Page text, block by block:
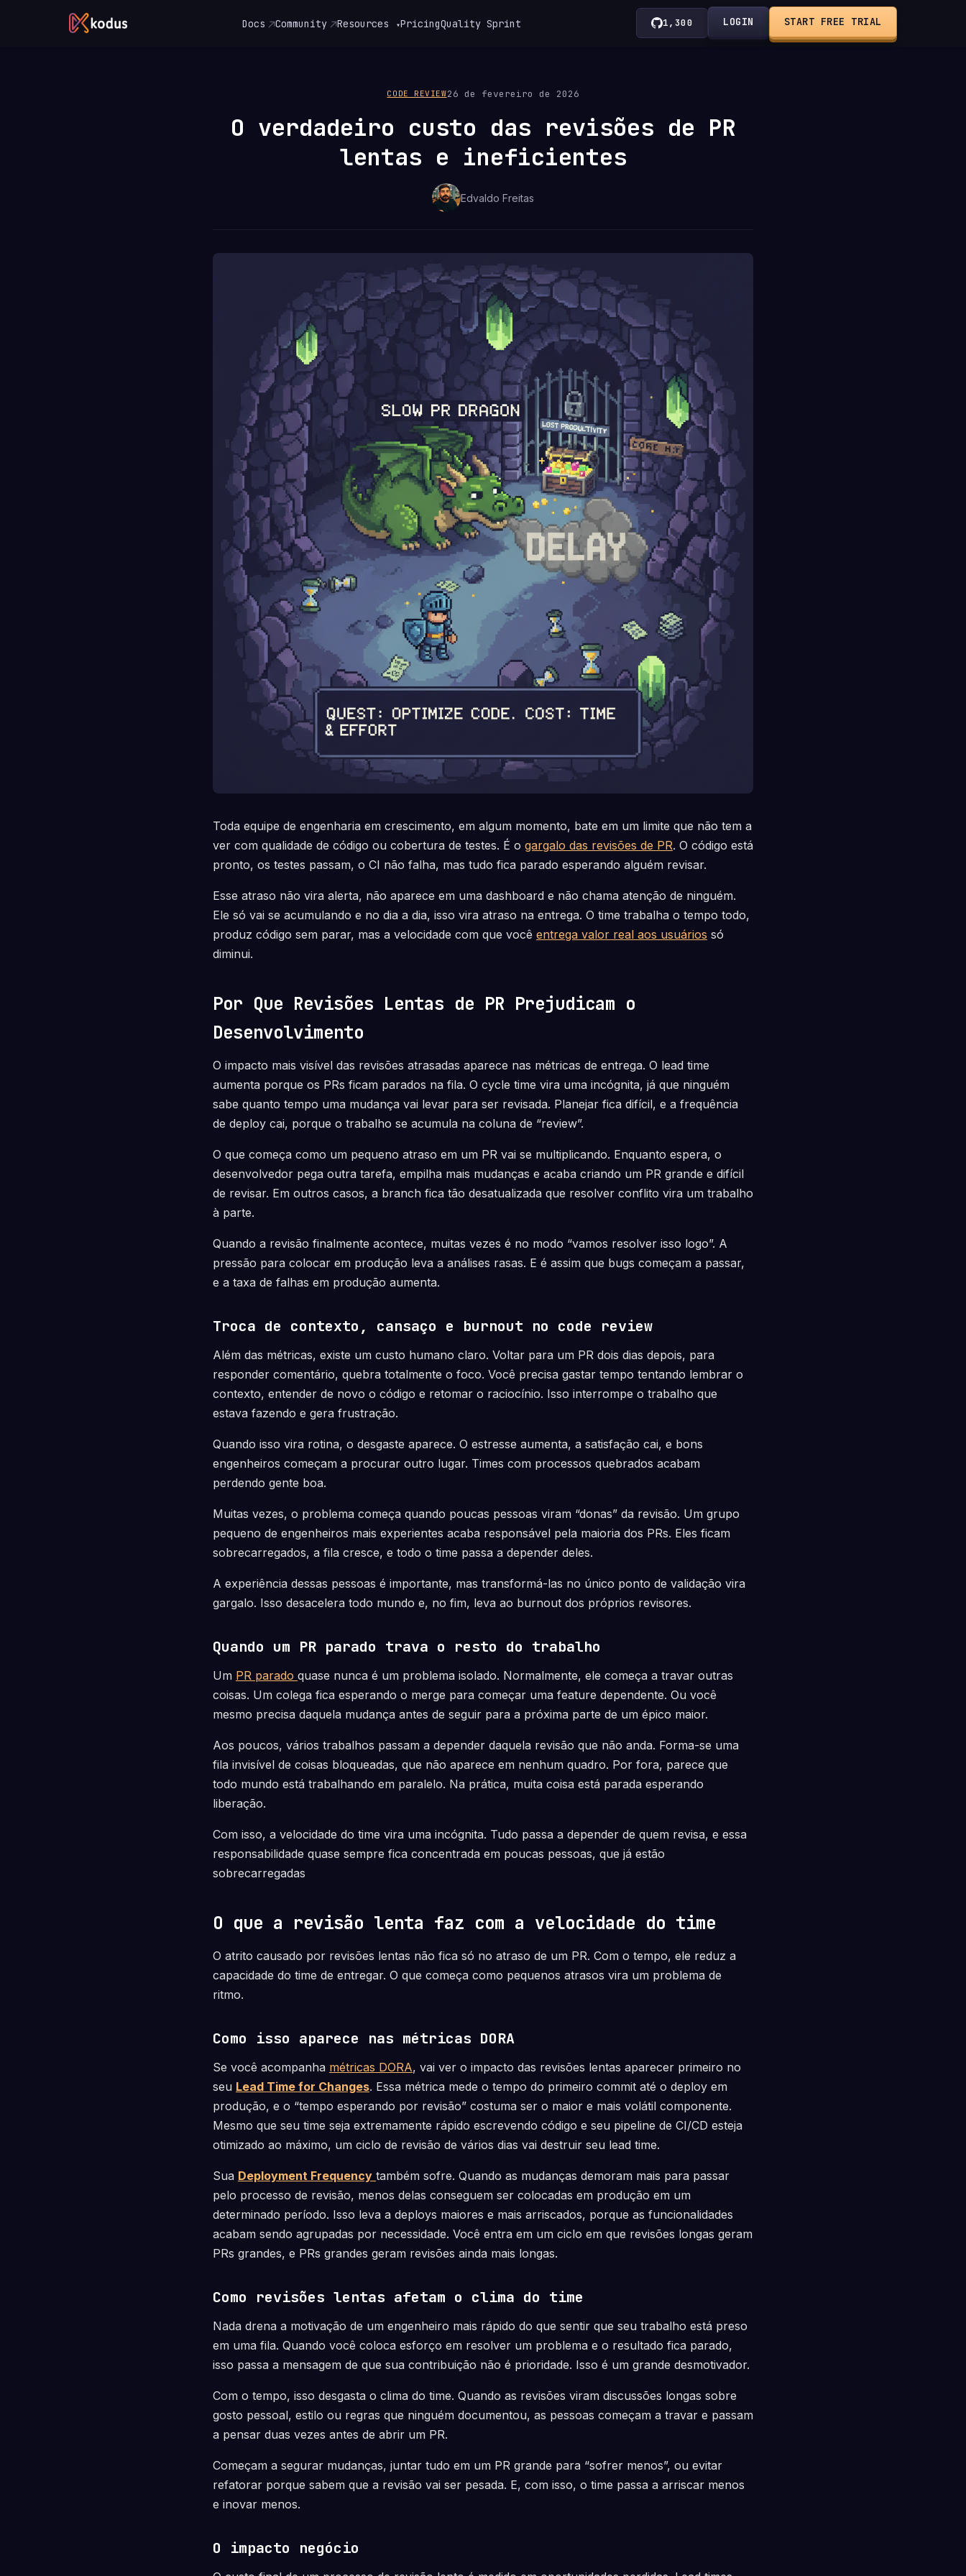
Docs Community Resources ▾PricingQuality Sprint 1,300 LOGIN START FREE TRIAL
CODE REVIEW26 de fevereiro de 2026
O verdadeiro custo das revisões de PR
lentas e ineficientes
Edvaldo Freitas
Toda equipe de engenharia em crescimento, em algum momento, bate em um limite que não tem a
ver com qualidade de código ou cobertura de testes. É o gargalo das revisões de PR. O código está
pronto, os testes passam, o CI não falha, mas tudo fica parado esperando alguém revisar.
Esse atraso não vira alerta, não aparece em uma dashboard e não chama atenção de ninguém.
Ele só vai se acumulando e no dia a dia, isso vira atraso na entrega. O time trabalha o tempo todo,
produz código sem parar, mas a velocidade com que você entrega valor real aos usuários só
diminui.
Por Que Revisões Lentas de PR Prejudicam o
Desenvolvimento
O impacto mais visível das revisões atrasadas aparece nas métricas de entrega. O lead time
aumenta porque os PRs ficam parados na fila. O cycle time vira uma incógnita, já que ninguém
sabe quanto tempo uma mudança vai levar para ser revisada. Planejar fica difícil, e a frequência
de deploy cai, porque o trabalho se acumula na coluna de “review”.
O que começa como um pequeno atraso em um PR vai se multiplicando. Enquanto espera, o
desenvolvedor pega outra tarefa, empilha mais mudanças e acaba criando um PR grande e difícil
de revisar. Em outros casos, a branch fica tão desatualizada que resolver conflito vira um trabalho
à parte.
Quando a revisão finalmente acontece, muitas vezes é no modo “vamos resolver isso logo”. A
pressão para colocar em produção leva a análises rasas. E é assim que bugs começam a passar,
e a taxa de falhas em produção aumenta.
Troca de contexto, cansaço e burnout no code review
Além das métricas, existe um custo humano claro. Voltar para um PR dois dias depois, para
responder comentário, quebra totalmente o foco. Você precisa gastar tempo tentando lembrar o
contexto, entender de novo o código e retomar o raciocínio. Isso interrompe o trabalho que
estava fazendo e gera frustração.
Quando isso vira rotina, o desgaste aparece. O estresse aumenta, a satisfação cai, e bons
engenheiros começam a procurar outro lugar. Times com processos quebrados acabam
perdendo gente boa.
Muitas vezes, o problema começa quando poucas pessoas viram “donas” da revisão. Um grupo
pequeno de engenheiros mais experientes acaba responsável pela maioria dos PRs. Eles ficam
sobrecarregados, a fila cresce, e todo o time passa a depender deles.
A experiência dessas pessoas é importante, mas transformá-las no único ponto de validação vira
gargalo. Isso desacelera todo mundo e, no fim, leva ao burnout dos próprios revisores.
Quando um PR parado trava o resto do trabalho
Um PR parado quase nunca é um problema isolado. Normalmente, ele começa a travar outras
coisas. Um colega fica esperando o merge para começar uma feature dependente. Ou você
mesmo precisa daquela mudança antes de seguir para a próxima parte de um épico maior.
Aos poucos, vários trabalhos passam a depender daquela revisão que não anda. Forma-se uma
fila invisível de coisas bloqueadas, que não aparece em nenhum quadro. Por fora, parece que
todo mundo está trabalhando em paralelo. Na prática, muita coisa está parada esperando
liberação.
Com isso, a velocidade do time vira uma incógnita. Tudo passa a depender de quem revisa, e essa
responsabilidade quase sempre fica concentrada em poucas pessoas, que já estão
sobrecarregadas
O que a revisão lenta faz com a velocidade do time
O atrito causado por revisões lentas não fica só no atraso de um PR. Com o tempo, ele reduz a
capacidade do time de entregar. O que começa como pequenos atrasos vira um problema de
ritmo.
Como isso aparece nas métricas DORA
Se você acompanha métricas DORA, vai ver o impacto das revisões lentas aparecer primeiro no
seu Lead Time for Changes. Essa métrica mede o tempo do primeiro commit até o deploy em
produção, e o “tempo esperando por revisão” costuma ser o maior e mais volátil componente.
Mesmo que seu time seja extremamente rápido escrevendo código e seu pipeline de CI/CD esteja
otimizado ao máximo, um ciclo de revisão de vários dias vai destruir seu lead time.
Sua Deployment Frequency também sofre. Quando as mudanças demoram mais para passar
pelo processo de revisão, menos delas conseguem ser colocadas em produção em um
determinado período. Isso leva a deploys maiores e mais arriscados, porque as funcionalidades
acabam sendo agrupadas por necessidade. Você entra em um ciclo em que revisões longas geram
PRs grandes, e PRs grandes geram revisões ainda mais longas.
Como revisões lentas afetam o clima do time
Nada drena a motivação de um engenheiro mais rápido do que sentir que seu trabalho está preso
em uma fila. Quando você coloca esforço em resolver um problema e o resultado fica parado,
isso passa a mensagem de que sua contribuição não é prioridade. Isso é um grande desmotivador.
Com o tempo, isso desgasta o clima do time. Quando as revisões viram discussões longas sobre
gosto pessoal, estilo ou regras que ninguém documentou, as pessoas começam a travar e passam
a pensar duas vezes antes de abrir um PR.
Começam a segurar mudanças, juntar tudo em um PR grande para “sofrer menos”, ou evitar
refatorar porque sabem que a revisão vai ser pesada. E, com isso, o time passa a arriscar menos
e inovar menos.
O impacto negócio